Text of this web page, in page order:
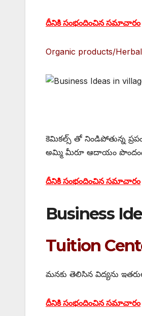
దీనికి సంభందించిన సమాచారం
Organic products/
కెమికల్స్ తో నిండిపోతున్న
అమ్మి మీరూ ఆదాయం పొందండి
దీనికి సంభందించిన సమాచారం
Business
Tuition
మనకు తెలిసిన విద్యను
దీనికి సంభందించిన సమాచారం